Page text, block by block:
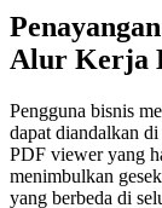
Alur Kerja
Pengguna bisnis
dapat diandalkan
PDF viewer yang
menimbulkan
yang berbeda di